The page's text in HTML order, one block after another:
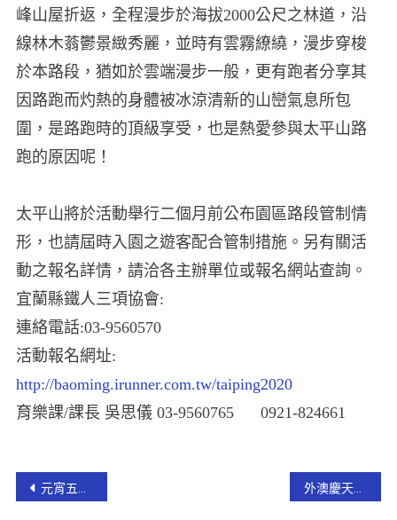
峰山屋折返，全程漫步於海拔2000公尺之林道，沿
線林木蓊鬱景緻秀麗，並時有雲霧繚繞，漫步穿梭
於本路段，猶如於雲端漫步一般，更有跑者分享其
因路跑而灼熱的身體被冰涼清新的山巒氣息所包
圍，是路跑時的頂級享受，也是熱愛參與太平山路
跑的原因呢！
太平山將於活動舉行二個月前公布園區路段管制情
形，也請屆時入園之遊客配合管制措施。另有關活
動之報名詳情，請洽各主辦單位或報名網站查詢。
宜蘭縣鐵人三項協會:
連絡電話:03-9560570
活動報名網址:
http://baoming.irunner.com.tw/taiping2020
育樂課/課長 吳思儀 03-9560765 0921-824661
元宵五穀廟鞭春牛 宜市限量發送平安五穀米與鼠年DIY燈籠